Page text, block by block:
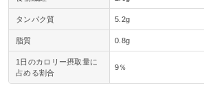
タンパク質 5.2g
脂質 0.8g
1日のカロリー摂取量に
占める割合
9％